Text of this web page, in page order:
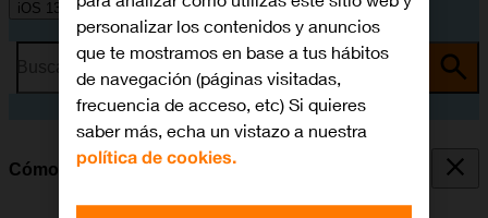
iOS 13.1
Busca por problema o tema
Cómo seleccionar el timbre de llamada
personalizar los contenidos y anuncios
que te mostramos en base a tus hábitos
de navegación (páginas visitadas,
frecuencia de acceso, etc) Si quieres
saber más, echa un vistazo a nuestra
política de cookies.